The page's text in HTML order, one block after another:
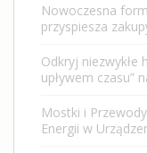
Nowoczesna
przyspiesza
Odkryj niezwykłe
upływem czasu”
Mostki i
Energii w